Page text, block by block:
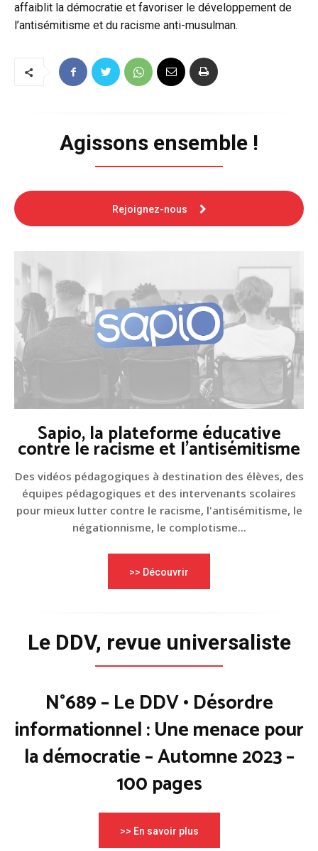
affaiblit la démocratie et favoriser le développement de
l’antisémitisme et du racisme anti-musulman.
Agissons ensemble !
Rejoignez-nous
Sapio, la plateforme éducative
contre le racisme et l'antisémitisme
Des vidéos pédagogiques à destination des élèves, des
équipes pédagogiques et des intervenants scolaires
pour mieux lutter contre le racisme, l'antisémitisme, le
négationnisme, le complotisme...
>> Découvrir
Le DDV, revue universaliste
N°689 – Le DDV • Désordre
informationnel : Une menace pour
la démocratie – Automne 2023 –
100 pages
>> En savoir plus